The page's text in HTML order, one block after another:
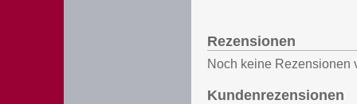
Rezensionen
Noch keine Rezensionen
Kundenrezensionen